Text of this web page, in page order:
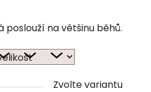
poslouží na většinu běhů.
Zvolte variantu